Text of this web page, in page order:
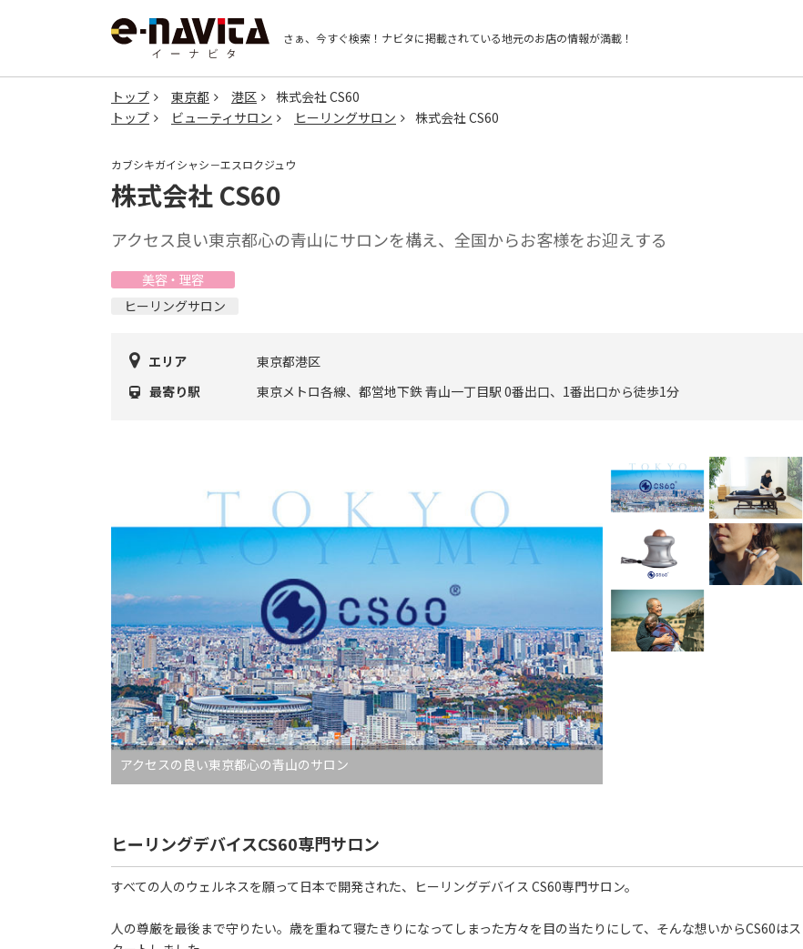
さぁ、今すぐ検索！ ナビタに掲載されている地元のお店の情報が満載！
トップ 東京都 港区
株式会社 CS60
トップ
ビューティサロン ヒーリングサロン 株式会社 CS60
カブシキガイシャシ－エスロクジュウ
株式会社 CS60
アクセス良い東京都心の青山にサロンを構え、全国からお客様をお迎えする
美容・理容
ヒーリングサロン
エリア
東京都港区
最寄り駅
東京メトロ各線、都営地下鉄 青山一丁目駅 0番出口、1番出口から徒歩1分
アクセスの良い東京都心の青山のサロン
ヒーリングデバイスCS60専門サロン
すべての人のウェルネスを願って日本で開発された、ヒーリングデバイス CS60専門サロン。
人の尊厳を最後まで守りたい。歳を重ねて寝たきりになってしまった方々を目の当たりにして、そんな想いからCS60はス